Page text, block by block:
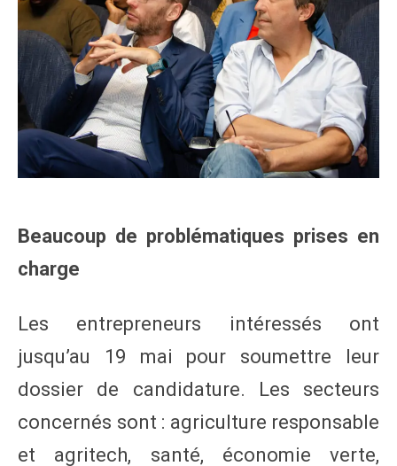
Beaucoup de problématiques prises en
charge
Les entrepreneurs intéressés ont
jusqu’au 19 mai pour soumettre leur
dossier de candidature. Les secteurs
concernés sont : agriculture responsable
et agritech, santé, économie verte,